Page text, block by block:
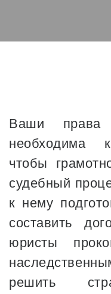
Ваши
необходима
чтобы
судебный
к нему
составить
юристы
решить